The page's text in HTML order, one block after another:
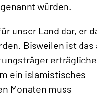
würden.
unser Land dar, er
Bisweilen ist das
ein islamistisches
Monaten muss